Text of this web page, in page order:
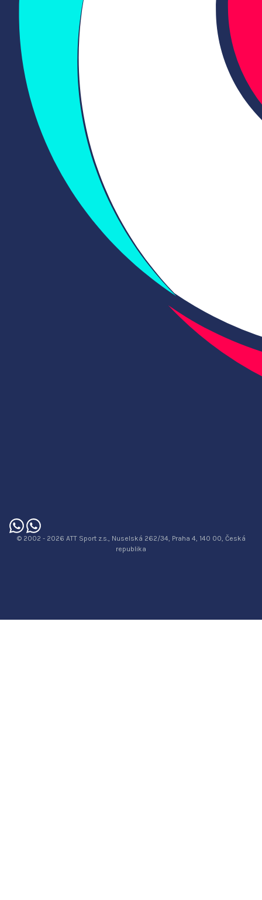
© 2002 - 2026 ATT Sport z.s., Nuselská 262/34, Praha 4, 140 00, Česká
republika